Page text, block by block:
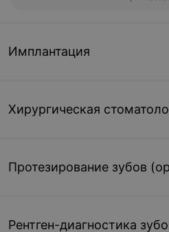
Имплантация
Хирургическая
Протезирование зубов
Рентген-диагностика